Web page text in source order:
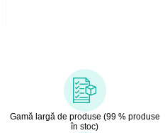
Gamă largă de produse (99 % produse
în stoc)